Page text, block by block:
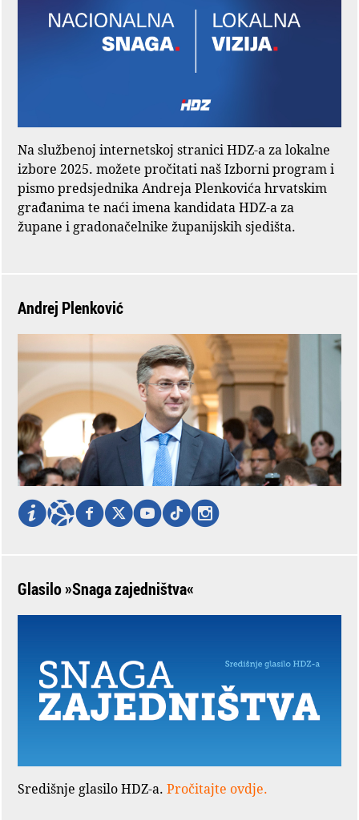
Na službenoj internetskoj stranici HDZ-a za lokalne
izbore 2025. možete pročitati naš Izborni program i
pismo predsjednika Andreja Plenkovića hrvatskim
građanima te naći imena kandidata HDZ-a za
župane i gradonačelnike županijskih sjedišta.
Andrej Plenković
Glasilo »Snaga zajedništva«
Središnje glasilo HDZ-a. Pročitajte ovdje.